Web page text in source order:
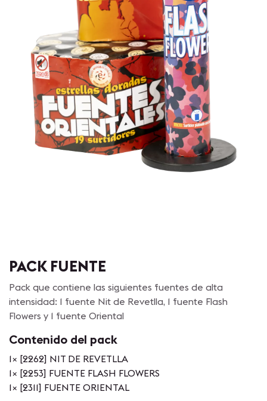
PACK FUENTE
Pack que contiene las siguientes fuentes de alta
intensidad: 1 fuente Nit de Revetlla, 1 fuente Flash
Flowers y 1 fuente Oriental
Contenido del pack
1× [2262] NIT DE REVETLLA
1× [2253] FUENTE FLASH FLOWERS
1× [2311] FUENTE ORIENTAL